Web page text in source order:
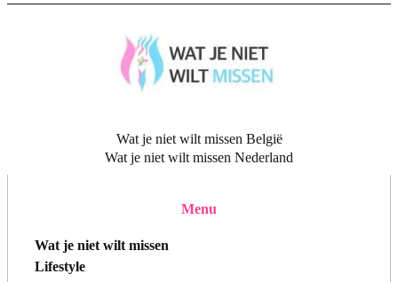
Wat je niet wilt missen België
Wat je niet wilt missen Nederland
Menu
Wat je niet wilt missen
Lifestyle